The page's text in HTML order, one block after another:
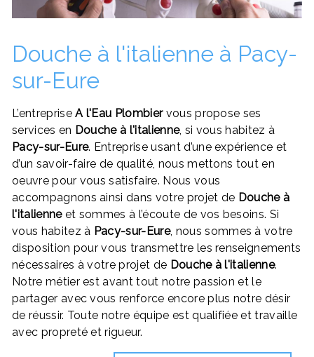
Douche à l'italienne à Pacy-
sur-Eure
L’entrepriseA l'Eau Plombiervous propose ses
services en Douche à l'italienne, si vous habitez à
Pacy-sur-Eure. Entreprise usant d’une expérience et
d’un savoir-faire de qualité, nous mettons tout en
oeuvre pour vous satisfaire. Nous vous
accompagnons ainsi dans votre projet de Douche à
l'italienneet sommes à l’écoute de vos besoins. Si
vous habitez à Pacy-sur-Eure, nous sommes à votre
disposition pour vous transmettre les renseignements
nécessaires à votre projet de Douche à l'italienne.
Notre métier est avant tout notre passion et le
partager avec vous renforce encore plus notre désir
de réussir. Toute notre équipe est qualifiée et travaille
avec propreté et rigueur.